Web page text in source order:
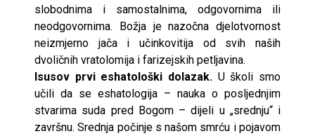
slobodnima i samostalnima, odgovornima ili
neodgovornima. Božja je nazočna djelotvornost
neizmjerno jača i učinkovitija od svih naših
dvoličnih vratolomija i farizejskih petljavina.
Isusov prvi eshatološki dolazak. U školi smo
učili da se eshatologija – nauka o posljednjim
stvarima suda pred Bogom – dijeli u „srednju“ i
završnu. Srednja počinje s našom smrću i pojavom